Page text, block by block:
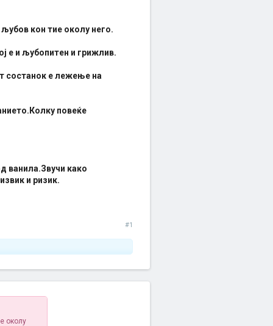
кон тие околу него.
е и љубопитен и грижлив.
состанок е лежење на
повеќе
ванила.Звучи како
и ризик.
#1
околу